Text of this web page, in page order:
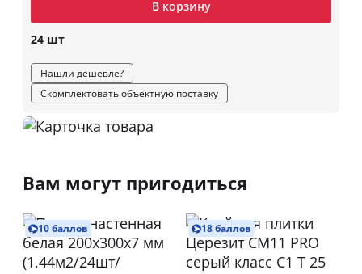
В корзину
24 шт
Нашли дешевле?
Скомплектовать объектную поставку
Вам могут пригодиться
10 баллов 18 баллов